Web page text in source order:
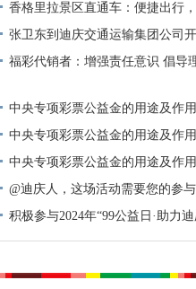
香格里拉景区直通车：便捷出行
张卫东到迪庆交通运输集团公司
福彩代销者：增强责任意识 倡导
中央专项彩票公益金的用途及作
中央专项彩票公益金的用途及作
中央专项彩票公益金的用途及作
@迪庆人，这场活动需要您的参与
积极参与2024年“99公益日·助力
动倡议书